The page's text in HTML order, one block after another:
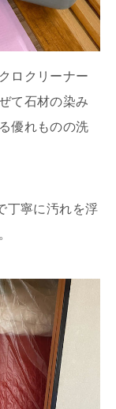
ロクリーナー
て石材の染み
優れものの洗
丁寧に汚れを浮